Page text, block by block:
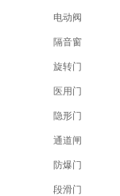
电动阀
隔音窗
旋转门
医用门
隐形门
通道闸
防爆门
段滑门